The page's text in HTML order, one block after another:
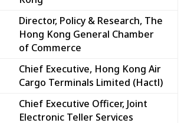
Director, Policy & Research, The
Hong Kong General Chamber
of Commerce
Chief Executive, Hong Kong Air
Cargo Terminals Limited (Hactl)
Chief Executive Officer, Joint
Electronic Teller Services